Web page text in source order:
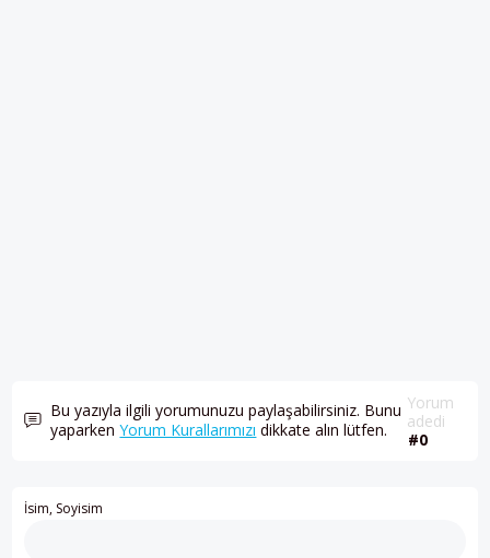
Bu yazıyla ilgili yorumunuzu paylaşabilirsiniz. Bunu
yaparkenYorum Kurallarımızı dikkate alın lütfen.
Yorum
adedi
#0
İsim, Soyisim